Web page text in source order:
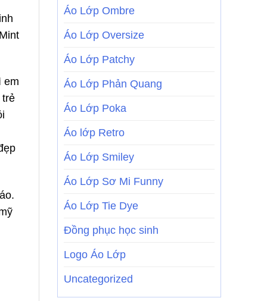
em
trẻ
Áo Lớp Ombre
Áo Lớp Oversize
Áo Lớp Patchy
Áo Lớp Phản Quang
Áo Lớp Poka
Áo lớp Retro
Áo Lớp Smiley
Áo Lớp Sơ Mi Funny
Áo Lớp Tie Dye
Đồng phục học sinh
Logo Áo Lớp
Uncategorized